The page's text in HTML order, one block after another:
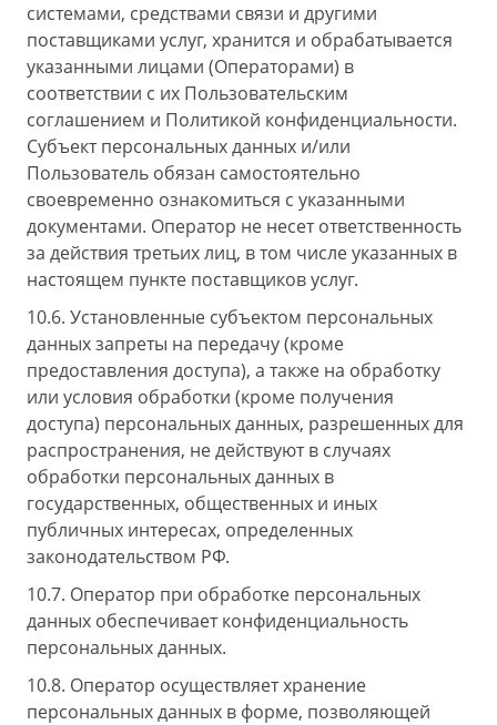
системами, средствами связи и другими
поставщиками услуг, хранится и обрабатывается
указанными лицами (Операторами) в
соответствии с их Пользовательским
соглашением и Политикой конфиденциальности.
Субъект персональных данных и/или
Пользователь обязан самостоятельно
своевременно ознакомиться с указанными
документами. Оператор не несет ответственность
за действия третьих лиц, в том числе указанных в
настоящем пункте поставщиков услуг.
10.6. Установленные субъектом персональных
данных запреты на передачу (кроме
предоставления доступа), а также на обработку
или условия обработки (кроме получения
доступа) персональных данных, разрешенных для
распространения, не действуют в случаях
обработки персональных данных в
государственных, общественных и иных
публичных интересах, определенных
законодательством РФ.
10.7. Оператор при обработке персональных
данных обеспечивает конфиденциальность
персональных данных.
10.8. Оператор осуществляет хранение
персональных данных в форме, позволяющей